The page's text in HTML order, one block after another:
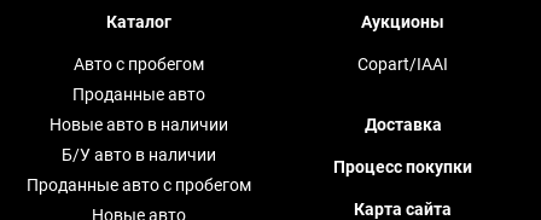
Каталог
Авто с пробегом
Проданные авто
Новые авто в наличии
Б/У авто в наличии
Проданные авто с пробегом
Новые авто
Аукционы
Copart/IAAI
Доставка
Процесс покупки
Карта сайта